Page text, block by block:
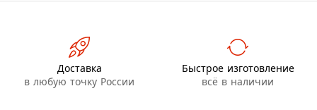
Доставка
в любую точку России
Быстрое изготовление
всё в наличии